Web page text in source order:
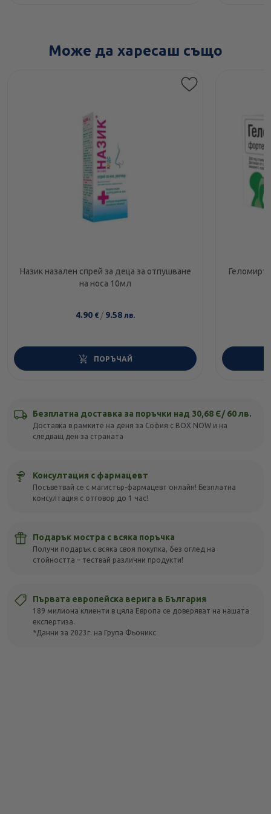
Може да харесаш също
Назик назален спрей за деца за отпушване
на носа 10мл
4.90 € / 9.58 лв.
ПОРЪЧАЙ
Безплатна доставка за поръчки над 30,68 Є/ 60 лв.
Доставка в рамките на деня за София с BOX NOW и на
следващ ден за страната
Консултация с фармацевт
Посъветвай се с магистър-фармацевт онлайн! Безплатна
консултация с отговор до 1 час!
Подарък мостра с всяка поръчка
Получи подарък с всяка своя покупка, без оглед на
стойността – тествай различни продукти!
Първата европейска верига в България
189 милиона клиенти в цяла Европа се доверяват на нашата
експертиза.
*Данни за 2023г. на Група Фьоникс